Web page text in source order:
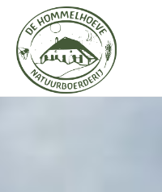
naar
inhoud